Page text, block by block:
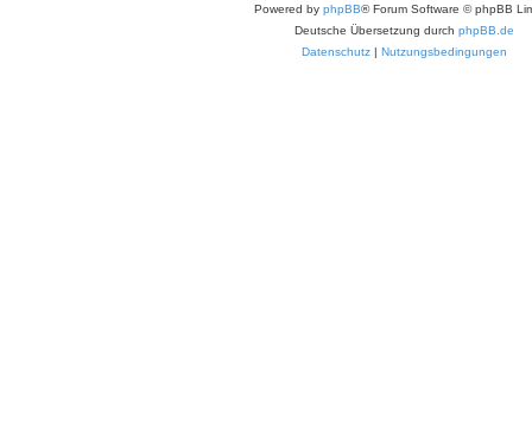
Powered by phpBB® Forum Software © phpBB
Deutsche Übersetzung durch phpBB.de
Datenschutz | Nutzungsbedingungen